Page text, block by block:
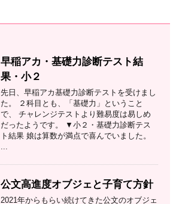
早稲アカ・基礎力診断テスト結
果・小２
先日、早稲アカ基礎力診断テストを受けまし
た。 ２科目とも、「基礎力」ということ
で、 チャレンジテストより難易度は易しめ
だったようです。 ▼小２・基礎力診断テス
ト結果 娘は算数が満点で喜んでいました。
...
公文高進度オブジェと子育て方針
2021年からもらい続けてきた公文のオブジェ